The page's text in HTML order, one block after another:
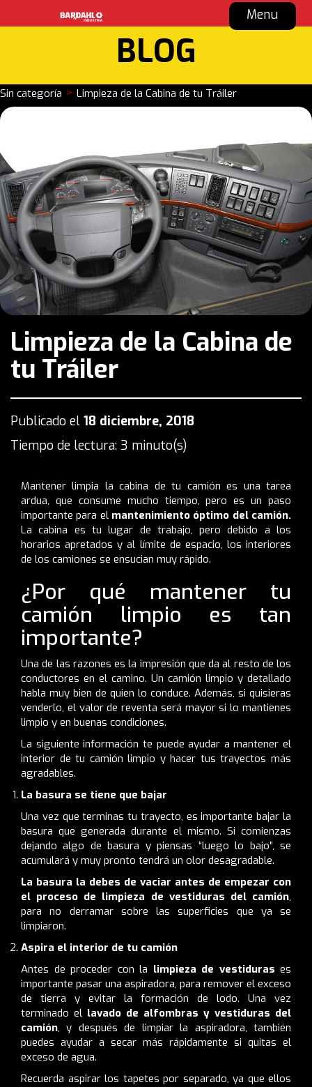
Menu
BLOG
Sin categoría > Limpieza de la Cabina de tu Tráiler
Limpieza de la Cabina de
tu Tráiler
Publicado el 18 diciembre, 2018
Tiempo de lectura: 3 minuto(s)
Mantener limpia la cabina de tu camión es una tarea
ardua, que consume mucho tiempo, pero es un paso
importante para el mantenimiento óptimo del camión.
La cabina es tu lugar de trabajo, pero debido a los
horarios apretados y al límite de espacio, los interiores
de los camiones se ensucian muy rápido.
¿Por qué mantener tu
camión limpio es tan
importante?
Una de las razones es la impresión que da al resto de los
conductores en el camino. Un camión limpio y detallado
habla muy bien de quien lo conduce. Además, si quisieras
venderlo, el valor de reventa será mayor si lo mantienes
limpio y en buenas condiciones.
La siguiente información te puede ayudar amantener el
interior de tu camión limpio y hacer tus trayectos más
agradables.
La basura se tiene que bajar
Una vez que terminas tu trayecto, es importante bajar la
basura que generada durante el mismo. Si comienzas
dejando algo de basura y piensas “luego lo bajo”, se
acumulará y muy pronto tendrá un olor desagradable.
La basura la debes de vaciar antes de empezar con
el proceso de limpieza de vestiduras del camión,
para no derramar sobre las superficies que ya se
limpiaron.
Aspira el interior de tu camión
Antes de proceder con la limpieza de vestiduras es
importante pasar una aspiradora, para remover el exceso
de tierra y evitar la formación de lodo. Una vez
terminado el lavado de alfombras y vestiduras del
camión, y después de limpiar la aspiradora, también
puedes ayudar a secar más rápidamente si quitas el
exceso de agua.
Recuerda aspirar los tapetes por separado, ya que ellos